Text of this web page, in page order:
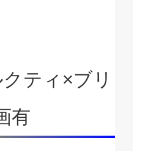
ティ×ブリ
有